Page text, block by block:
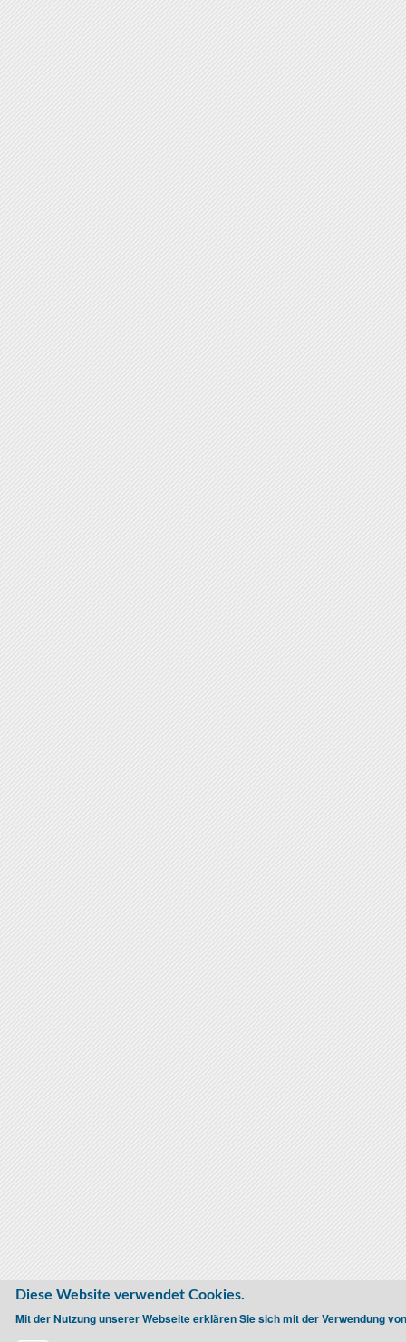
Diese Website verwendet Cookies.
Mit der Nutzung unserer Webseite erklären Sie sich mit der Verwendung